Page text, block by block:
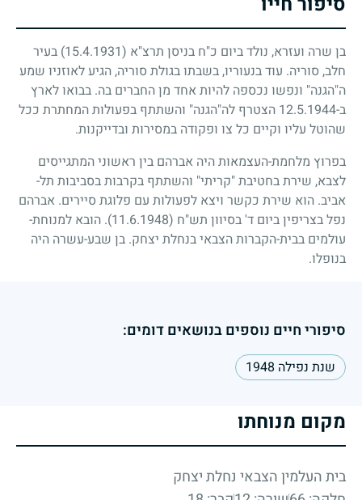
בן שרה ועזרא, נולד ביום כ"ח בניסן תרצ"א (15.4.1931)
בעיר
חלב, סוריה. עוד בנעוריו, בשבתו בגולת סוריה, הגיע לאוזניו שמע
ה"הגנה" ונפשו נכספה להיות אחד מן החברים בה. בבואו לארץ
ב-12.5.1944 הצטרף לה"הגנה" והשתתף בפעולות המחתרת ככל
שהוטל עליו וקיים כל צו ופקודה במסירות ובדייקנות.
בפרוץ מלחמת-העצמאות היה אברהם בין ראשוני המתגייסים
לצבא, שירת בחטיבת "קריתי" והשתתף בקרבות בסביבות תל-
אביב. הוא שירת כקשר ויצא לפעולות עם פלוגת סיירים. אברהם
נפל בצריפין ביום ד' בסיוון תש"ח (11.6.1948)
. הובא למנוחת-
עולמים בבית-הקברות הצבאי בנחלת יצחק. בן שבע-עשרה היה
בנופלו.
סיפורי חיים נוספים בנושאים דומים:
שנת נפילה 1948
מקום מנוחתו
בית העלמין הצבאי נחלת יצחק